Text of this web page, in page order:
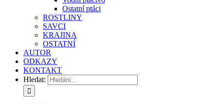
Ostatní ptáci
ROSTLINY
SAVCI
KRAJINA
OSTATNÍ
AUTOR
ODKAZY
KONTAKT
Hledat: